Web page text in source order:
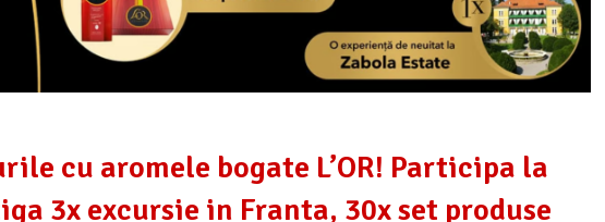
cu aromele bogate L’OR! Participa la
3x excursie in Franta, 30x set produse